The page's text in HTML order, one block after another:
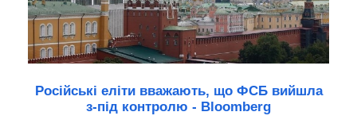
Російські еліти вважають, що ФСБ вийшла
з-під контролю - Bloomberg